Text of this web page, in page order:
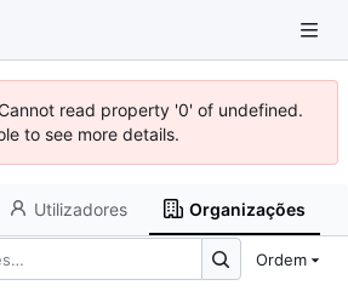
read property '0' of undefined.
to see more details.
Utilizadores Organizações
Ordem